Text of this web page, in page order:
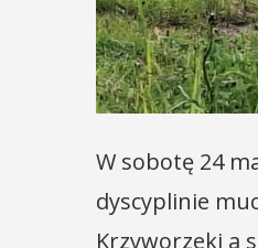
W sobotę 24
dyscyplinie
Krzyworzeki a